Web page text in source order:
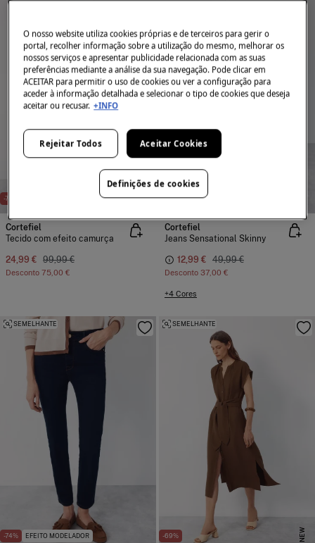
-75%
Cortefiel
Tecido com efeito camurça
24,99 € 99,99 €
Desconto 75,00 €
-74% EFEITO MODELADOR
Cortefiel
Jeans Sensational Skinny
12,99 € 49,99 €
Desconto 37,00 €
+4 Cores
-74% EFEITO MODELADOR
SEMELHANTE
-69% NEW
SEMELHANTE
O nosso website utiliza cookies próprias e de terceiros para gerir o
portal, recolher informação sobre a utilização do mesmo, melhorar os
nossos serviços e apresentar publicidade relacionada com as suas
preferências mediante a análise da sua navegação. Pode clicar em
ACEITAR para permitir o uso de cookies ou ver a configuração para
aceder à informação detalhada e selecionar o tipo de cookies que deseja
aceitar ou recusar. +INFO
Rejeitar Todos Aceitar Cookies
Definições de cookies